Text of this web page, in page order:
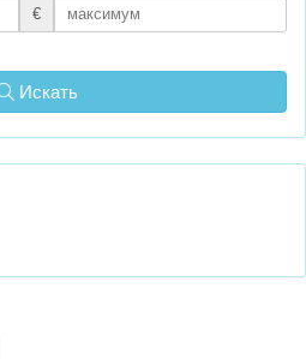
€
Искать